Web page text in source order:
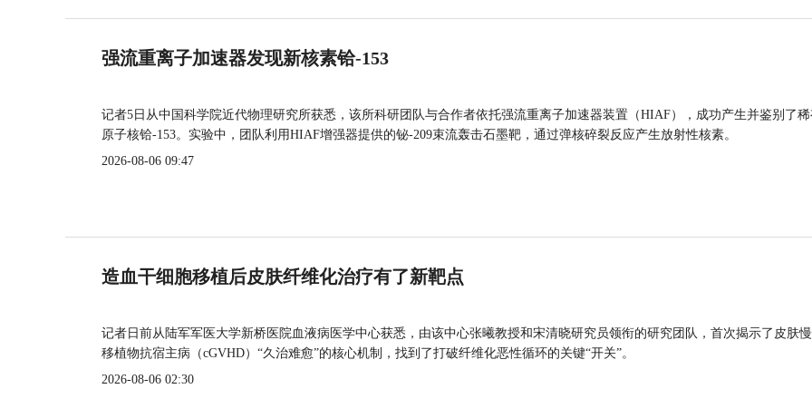
强流重离子加速器发现新核素铪-153
记者5日从中国科学院近代物理研究所获悉，该所科研团队与合作者依托强流重离子加速器装置（HIAF），成功产生并鉴别了
原子核铪-153。实验中，团队利用HIAF增强器提供的铋-209束流轰击石墨靶，通过弹核碎裂反应产生放射性核素。
2026-08-06 09:47
造血干细胞移植后皮肤纤维化治疗有了新靶点
记者日前从陆军军医大学新桥医院血液病医学中心获悉，由该中心张曦教授和宋清晓研究员领衔的研究团队，首次揭示了皮肤
移植物抗宿主病（cGVHD）“久治难愈”的核心机制，找到了打破纤维化恶性循环的关键“开关”。
2026-08-06 02:30